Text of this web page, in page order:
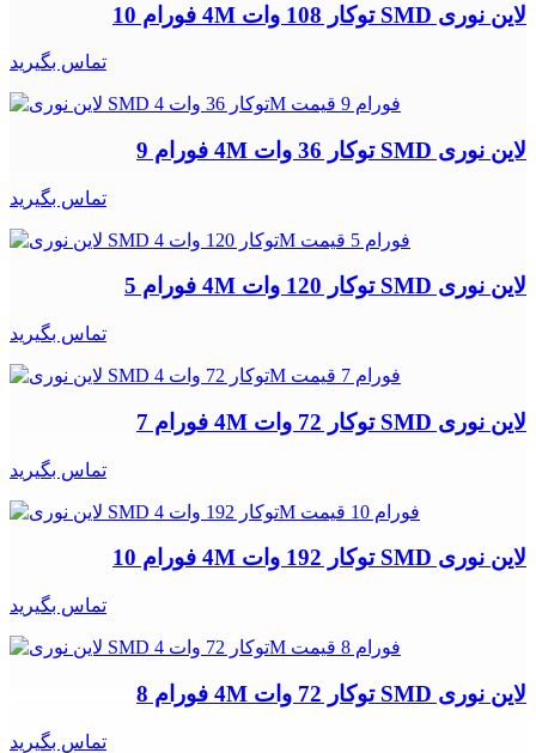
لاین نوری SMD توکار 108 وات 4M فورام 10
تماس بگیرید
لاین نوری SMD توکار 36 وات 4M فورام 9
تماس بگیرید
لاین نوری SMD توکار 120 وات 4M فورام 5
تماس بگیرید
لاین نوری SMD توکار 72 وات 4M فورام 7
تماس بگیرید
لاین نوری SMD توکار 192 وات 4M فورام 10
تماس بگیرید
لاین نوری SMD توکار 72 وات 4M فورام 8
تماس بگیرید